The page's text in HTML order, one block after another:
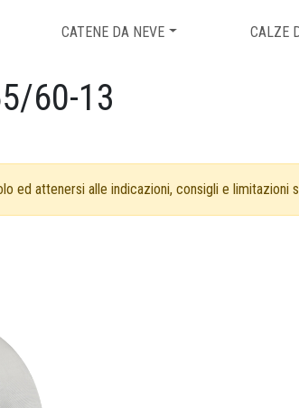
CATENE DA NEVE CALZE
60-13
ed attenersi alle indicazioni, consigli e limitazioni